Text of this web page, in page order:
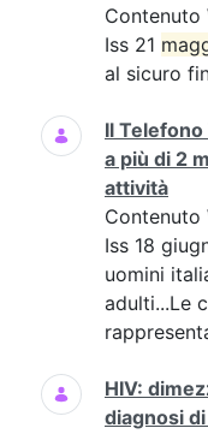
Contenuto
Iss 21
al sicuro
Il
a più di 2
attività
Contenuto
Iss 18
uomini
adulti...Le
HIV:
diagnosi